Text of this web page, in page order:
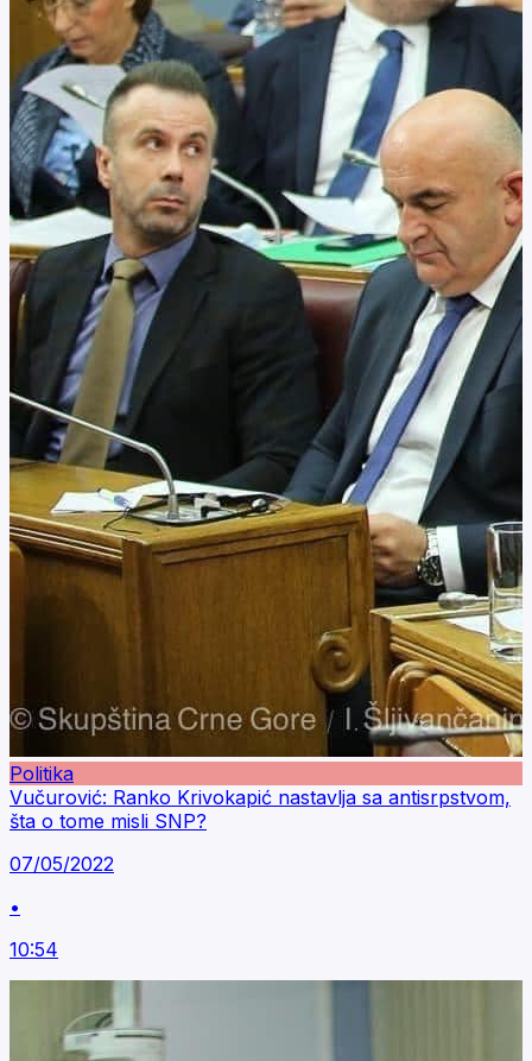
Politika
Vučurović: Ranko Krivokapić nastavlja sa antisrpstvom,
šta o tome misli SNP?
07/05/2022
•
10:54